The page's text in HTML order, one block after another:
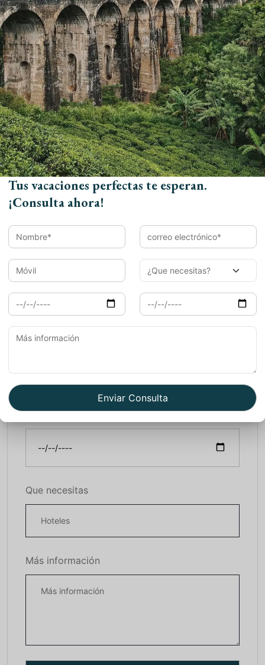
puedas compartirlos entre tus amigos.
Book Now
Nombre*
Email*
Móvil
Llegada
Salida
Que necesitas
Más información
Tus vacaciones perfectas te esperan.
¡Consulta ahora!